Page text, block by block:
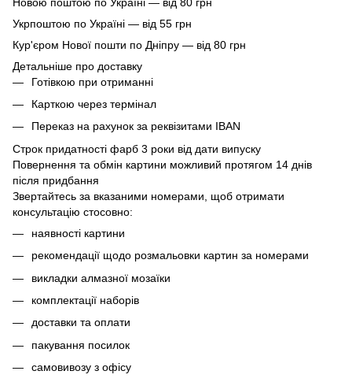
Укрпоштою по Україні — від 55 грн
Кур'єром Нової пошти по Дніпру — від 80 грн
Детальніше про доставку
Готівкою при отриманні
Карткою через термінал
Переказ на рахунок за реквізитами IBAN
Строк придатності фарб 3 роки від дати випуску
Повернення та обмін картини можливий протягом 14 днів
після придбання
Звертайтесь за вказаними номерами, щоб отримати
консультацію стосовно:
наявності картини
рекомендації щодо розмальовки картин за номерами
викладки алмазної мозаїки
комплектації наборів
доставки та оплати
пакування посилок
самовивозу з офісу